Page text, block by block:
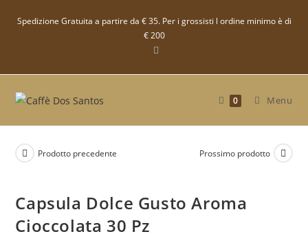
Spedizione Gratuita a partire da € 35. Per i grossisti l ordine minimo è di
€ 200
0 Menu
Prodotto precedente Prossimo prodotto
Capsula Dolce Gusto Aroma
Cioccolata 30 Pz